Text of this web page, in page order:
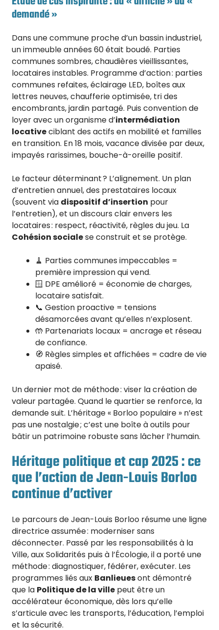
demandé »
Dans une commune proche d’un bassin industriel,
un immeuble années 60 était boudé. Parties
communes sombres, chaudières vieillissantes,
locataires instables. Programme d’action : parties
communes refaites, éclairage LED, boîtes aux
lettres neuves, chaufferie optimisée, tri des
encombrants, jardin partagé. Puis convention de
loyer avec un organisme d’intermédiation
locativeciblant des actifs en mobilité et familles
en transition. En 18 mois, vacance divisée par deux,
impayés rarissimes, bouche-à-oreille positif.
Le facteur déterminant ? L’alignement. Un plan
d’entretien annuel, des prestataires locaux
(souvent via dispositif d’insertion pour
l’entretien), et un discours clair envers les
locataires : respect, réactivité, règles du jeu. La
Cohésion socialese construit et se protège.
🧹 Parties communes impeccables =
première impression qui vend.
🪟 DPE amélioré = économie de charges,
locataire satisfait.
📞 Gestion proactive = tensions
désamorcées avant qu’elles n’explosent.
🤲 Partenariats locaux = ancrage et réseau
de confiance.
🧭 Règles simples et affichées = cadre de vie
apaisé.
Un dernier mot de méthode : viser la création de
valeur partagée. Quand le quartier se renforce, la
demande suit. L’héritage « Borloo populaire » n’est
pas une nostalgie ; c’est une boîte à outils pour
bâtir un patrimoine robuste sans lâcher l’humain.
Héritage politique et cap 2025 : ce
que l’action de Jean-Louis Borloo
continue d’activer
Le parcours de Jean-Louis Borloo résume une ligne
directrice assumée : moderniser sans
déconnecter. Passé par les responsabilités à la
Ville, aux Solidarités puis à l’Écologie, il a porté une
méthode : diagnostiquer, fédérer, exécuter. Les
programmes liés aux Banlieuesont démontré
que la Politique de la ville peut être un
accélérateur économique, dès lors qu’elle
s’articule avec les transports, l’éducation, l’emploi
et la sécurité.